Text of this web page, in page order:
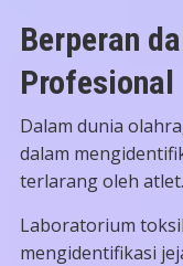
Berperan
Profesional
Dalam dunia
dalam
terlarang oleh atlet.
Laboratorium
mengidentifikasi